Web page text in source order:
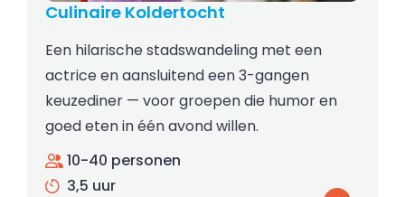
Culinaire Koldertocht
Een hilarische stadswandeling met een
actrice en aansluitend een 3-gangen
keuzediner — voor groepen die humor en
goed eten in één avond willen.
10-40 personen
3,5 uur